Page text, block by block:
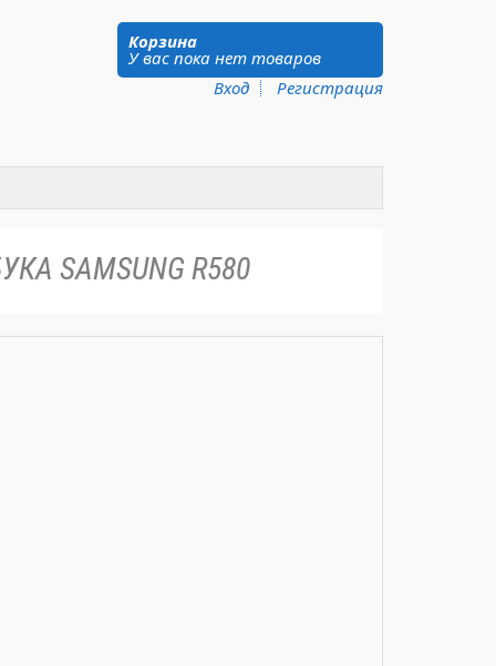
Корзина
У вас пока нет товаров
Вход Регистрация
SAMSUNG R580